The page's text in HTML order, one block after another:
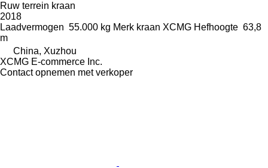
Ruw terrein kraan
2018
Laadvermogen 55.000 kg Merk kraan XCMG Hefhoogte 63,8
m
China, Xuzhou
XCMG E-commerce Inc.
Contact opnemen met verkoper